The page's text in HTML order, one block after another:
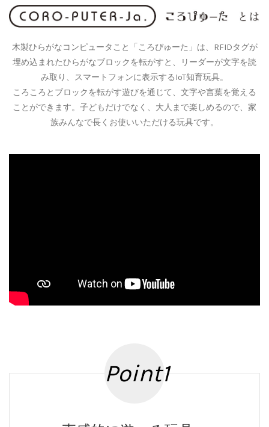
木製ひらがなコンピュータこと「ころぴゅーた」は、RFIDタグが
埋め込まれたひらがなブロックを転がすと、リーダーが文字を読
み取り、スマートフォンに表示するIoT知育玩具。
ころころとブロックを転がす遊びを通じて、文字や言葉を覚える
ことができます。子どもだけでなく、大人まで楽しめるので、家
族みんなで長くお使いいただける玩具です。
Point1